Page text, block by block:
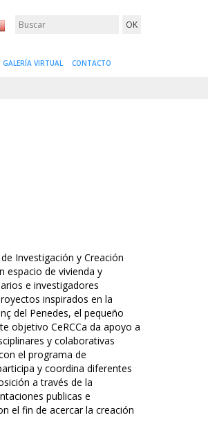
GALERÍA VIRTUAL CONTACTO
Investigación y Creación
espacio de vivienda y
e investigadores
inspirados en la
del Penedes, el pequeño
objetivo CeRCCa da apoyo a
y colaborativas
el programa de
y coordina diferentes
a través de la
publicas e
el fin de acercar la creación